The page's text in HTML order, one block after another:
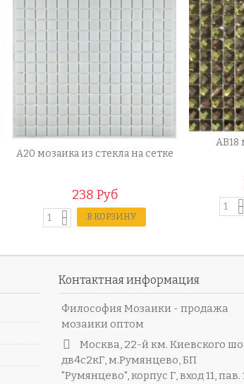
A20 мозаика из стекла на сетке
238 Руб
В КОРЗИНУ
AB18
Контактная информация
Философия Мозаики - продажа
мозаики оптом
Москва, 22-й км. Киевского
дв4с2кГ, м.Румянцево, БП
"Румянцево", корпус Г, вход 11, пав.